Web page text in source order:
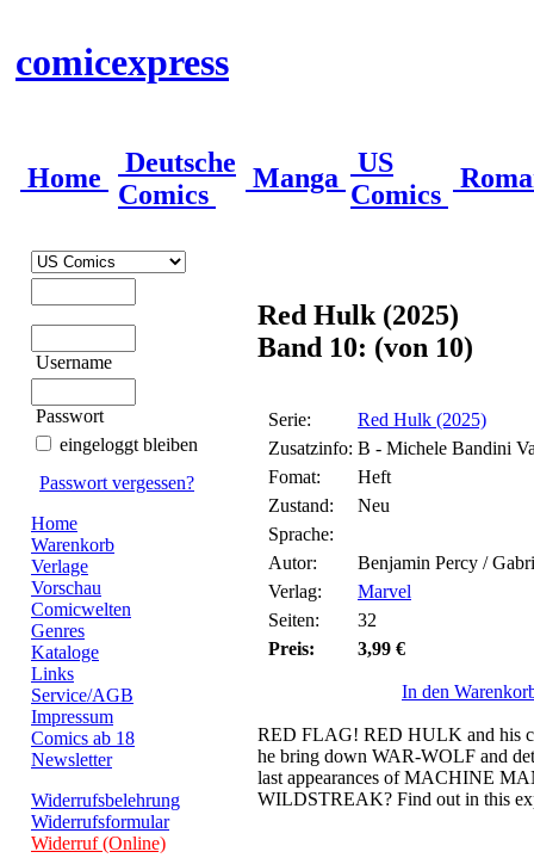
comicexpress
Home
Deutsche
Comics
Manga
US
Comics
Username
Passwort
eingeloggt bleiben
Passwort vergessen?
Home
Warenkorb
Verlage
Vorschau
Comicwelten
Genres
Kataloge
Links
Service/AGB
Impressum
Comics ab 18
Newsletter
Widerrufsbelehrung
Widerrufsformular
Widerruf (Online)
Red Hulk (2025)
Band 10: (von 10)
Serie:
Red Hulk (2025)
Zusatzinfo: B - Michele Bandini
Fomat:
Heft
Zustand:
Neu
Sprache:
Autor:
Benjamin Percy /
Verlag:
Marvel
Seiten:
32
Preis:
3,99 €
In den
RED FLAG! RED HULK and his
he bring down WAR-WOLF and
last appearances of MACHINE
WILDSTREAK? Find out in this